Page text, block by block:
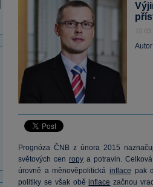
Prognóza ČNB z února 2015
světových cenropy a potravin.
úrovně a měnověpolitická inflace pak
politiky se však oběinflace začnou